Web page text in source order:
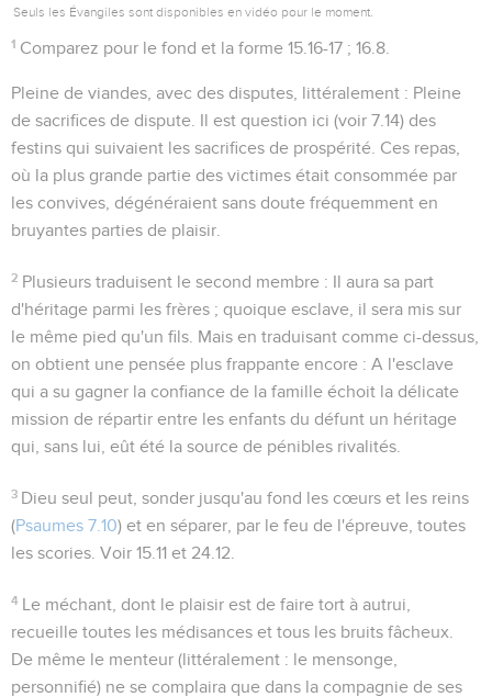
Seuls les Évangiles sont disponibles en vidéo pour le moment.
1 Comparez pour le fond et la forme15.16-17 ; 16.8
Pleine de viandes, avec des disputes , littéralement : Pleine
de sacrifices de dispute . Il est question ici (voir 7.14) des
festins qui suivaient les sacrifices de prospérité. Ces repas,
où la plus grande partie des victimes était consommée par
les convives, dégénéraient sans doute fréquemment en
bruyantes parties de plaisir.
2 Plusieurs traduisent le second membre : Il aura sa part
d'héritage parmi les frères ; quoique esclave, il sera mis sur
le même pied qu'un fils. Mais en traduisant comme ci-dessus,
on obtient une pensée plus frappante encore : A l'esclave
qui a su gagner la confiance de la famille échoit la délicate
mission de répartir entre les enfants du défunt un héritage
qui, sans lui, eût été la source de pénibles rivalités.
3 Dieu seul peut, sonder jusqu'au fond les cœurs et les reins
(Psaumes 7.10) et en séparer, par le feu de l'épreuve, toutes
les scories. Voir 15.11 et 24.12
4 Le méchant , dont le plaisir est de faire tort à autrui,
recueille toutes les médisances et tous les bruits fâcheux.
De même le menteur (littéralement : le mensonge
personnifié) ne se complaira que dans la compagnie de ses